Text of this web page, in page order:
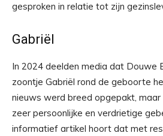
gesproken in relatie tot zijn
Gabriël
In 2024 deelden media dat Douwe
zoontje Gabriël rond de geboorte
nieuws werd breed opgepakt,
zeer persoonlijke en verdrietige
informatief artikel hoort dat met